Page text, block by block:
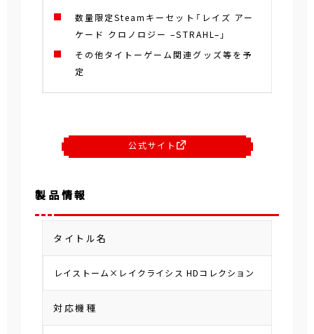
数量限定Steamキーセット「レイズ アー
ケード クロノロジー –STRAHL–」
その他タイトーゲーム関連グッズ等を予
定
公式サイト
製品情報
タイトル名
レイストーム×レイクライシス HDコレクション
対応機種